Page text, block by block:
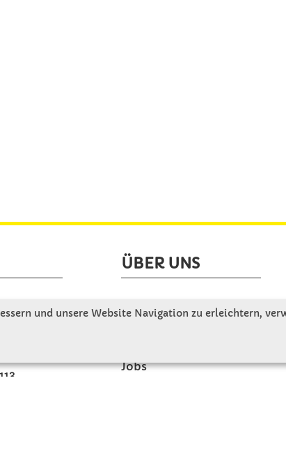
GmbH
ÜBER UNS
Wir stellen uns vor
Jobs
und unsere Website Navigation zu erleichtern,